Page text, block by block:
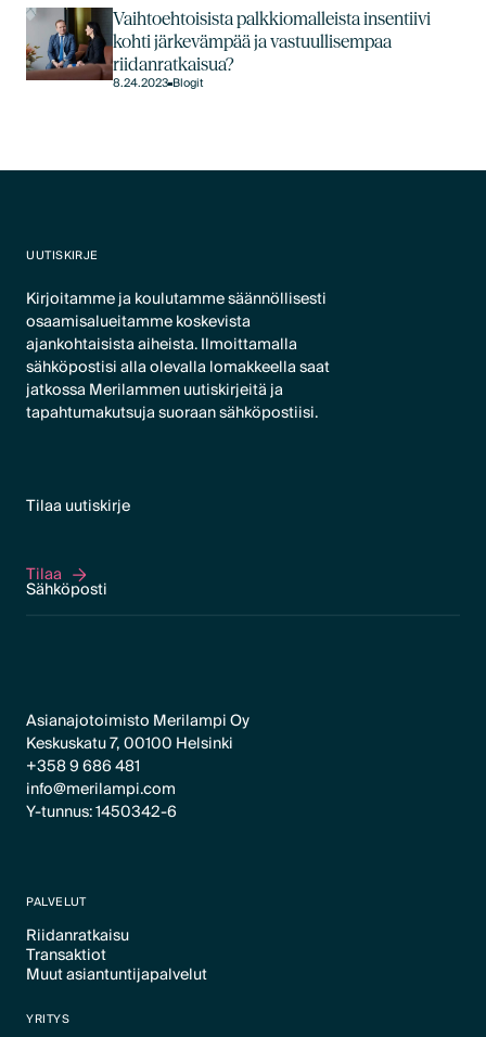
Vaihtoehtoisista palkkiomalleista insentiivi
kohti järkevämpää ja vastuullisempaa
riidanratkaisua?
8.24.2023Blogit
UUTISKIRJE
Kirjoitamme ja koulutamme säännöllisesti
osaamisalueitamme koskevista
ajankohtaisista aiheista. Ilmoittamalla
sähköpostisi alla olevalla lomakkeella saat
jatkossa Merilammen uutiskirjeitä ja
tapahtumakutsuja suoraan sähköpostiisi.
Tilaa uutiskirje
Tilaa
Tilaa
Asianajotoimisto Merilampi Oy
Keskuskatu 7, 00100 Helsinki
+358 9 686 481
info@merilampi.com
Y-tunnus: 1450342-6
PALVELUT
Riidanratkaisu
Text Link
Transaktiot
Text Link
Muut asiantuntijapalvelut
YRITYS